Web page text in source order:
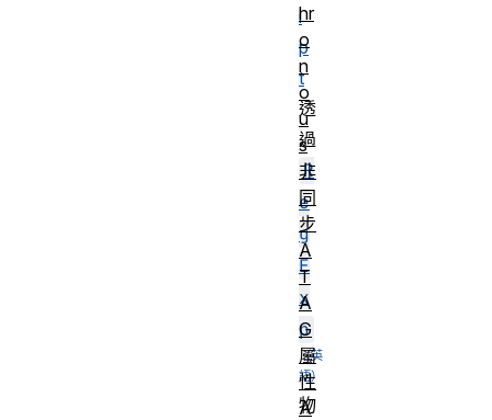
i
p
t
透
過
R
e
g
E
x
p
物
hr
o
n
o
u
s
非
同
步
A
T
A
G
屬
性
A